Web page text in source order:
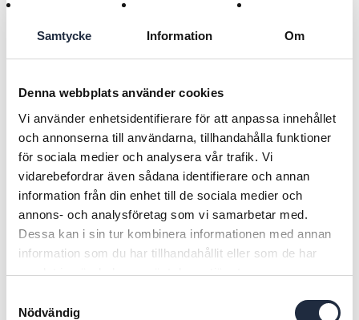
Samtycke Information Om
Denna webbplats använder cookies
Vi använder enhetsidentifierare för att anpassa innehållet
och annonserna till användarna, tillhandahålla funktioner
för sociala medier och analysera vår trafik. Vi
vidarebefordrar även sådana identifierare och annan
information från din enhet till de sociala medier och
annons- och analysföretag som vi samarbetar med.
Dessa kan i sin tur kombinera informationen med annan
information som du har tillhandahållit eller som de har
samlat in när du har använt deras tjänster.
Nödvändig
Equine utbud av elstängsel aggregat. Fjärrkontrollen kan
ändra hur aggregatet arbetar under dagen och på natten.
Fjärrkontrollen kan även användas för att låsa aggregatet
med en PIN-kod och göra enheten oanvändbar om stulen.
Denna fjärrkontroll levereras som standard när du köper Agri
2 J (20 km) aggregat eller Equine 2 J (20 km) aggregat eller
så kan du köpa det individuellt.
Tillbaka
RELATERADE PRODUKTER